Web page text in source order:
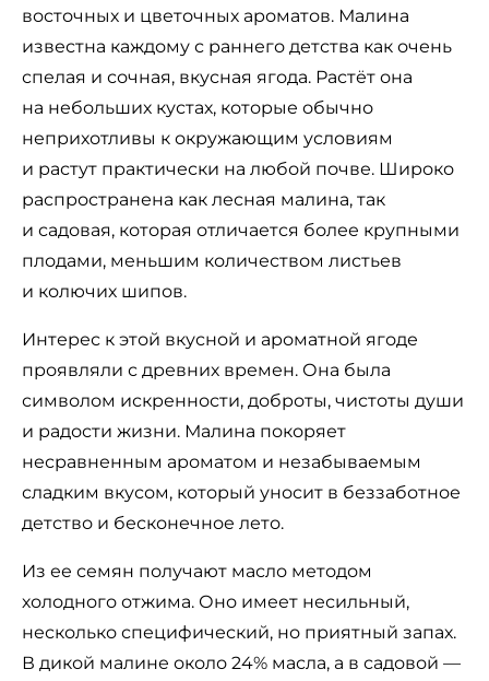
восточных и цветочных ароматов. Малина
известна каждому с раннего детства как очень
спелая и сочная, вкусная ягода. Растёт она
на небольших кустах, которые обычно
неприхотливы к окружающим условиям
и растут практически на любой почве. Широко
распространена как лесная малина, так
и садовая, которая отличается более крупными
плодами, меньшим количеством листьев
и колючих шипов.
Интерес к этой вкусной и ароматной ягоде
проявляли с древних времен. Она была
символом искренности, доброты, чистоты души
и радости жизни. Малина покоряет
несравненным ароматом и незабываемым
сладким вкусом, который уносит в беззаботное
детство и бесконечное лето.
Из ее семян получают масло методом
холодного отжима. Оно имеет несильный,
несколько специфический, но приятный запах.
В дикой малине около 24% масла, а в садовой —